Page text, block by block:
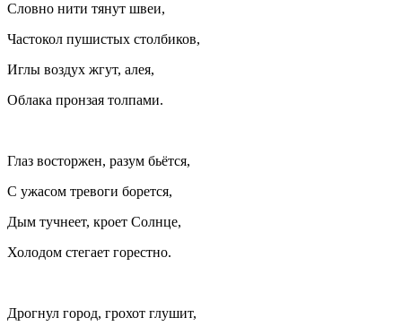
Словно нити тянут швеи,
Частокол пушистых столбиков,
Иглы воздух жгут, алея,
Облака пронзая толпами.
Глаз восторжен, разум бьётся,
С ужасом тревоги борется,
Дым тучнеет, кроет Солнце,
Холодом стегает горестно.
Дрогнул город, грохот глушит,